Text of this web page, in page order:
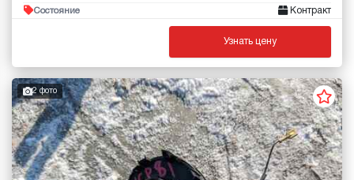
Состояние Контракт
Узнать цену
2 фото